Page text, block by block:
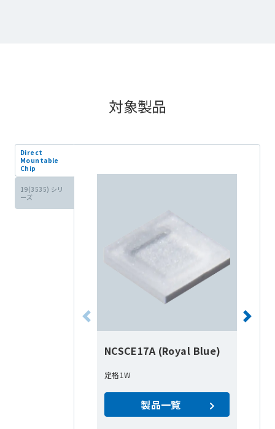
対象製品
Direct
Mountable
Chip
19(3535) シリ
ーズ
NCSCE17A (Royal Blue)
定格1W
製品一覧